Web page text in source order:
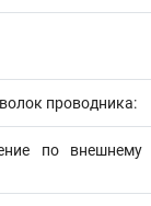
проводника:
по внешнему